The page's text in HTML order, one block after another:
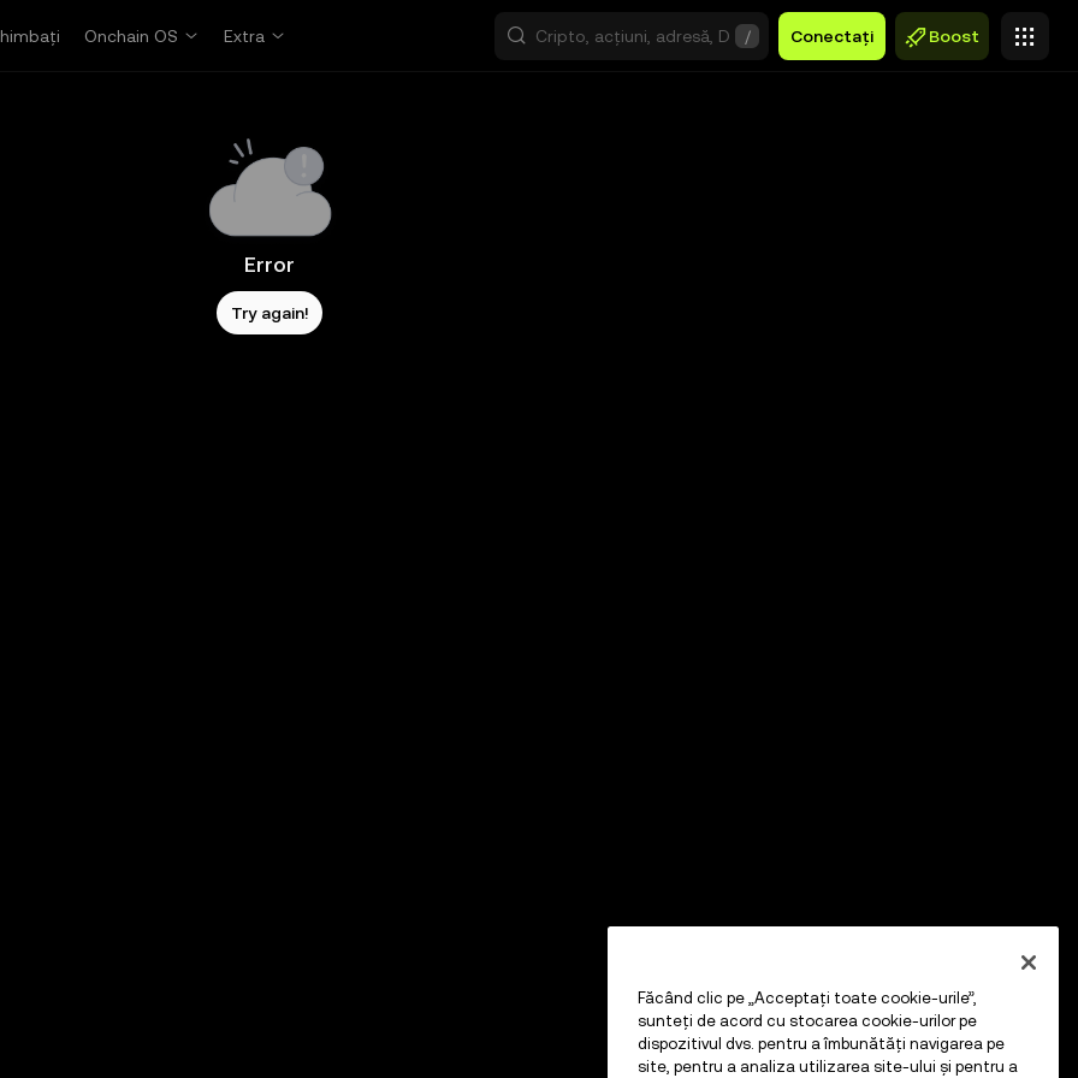
Onchain OS Extra / Conectați Boost
Error
Try again!
Făcând clic pe „Acceptați toate cookie-urile”,
sunteți de acord cu stocarea cookie-urilor pe
dispozitivul dvs. pentru a îmbunătăți navigarea pe
site, pentru a analiza utilizarea site-ului și pentru a